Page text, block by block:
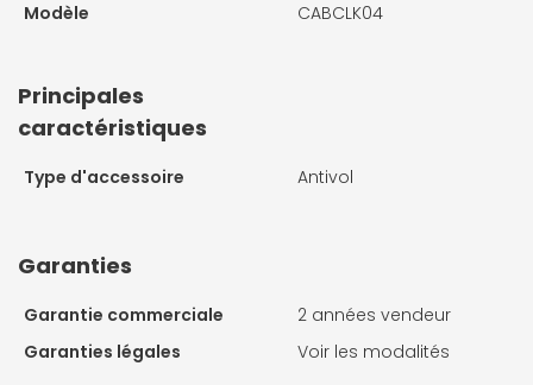
Modèle
CABCLK04
Principales
caractéristiques
Type d'accessoire Antivol
Garanties
Garantie commerciale
2 années vendeur
Garanties légales
Voir les modalités